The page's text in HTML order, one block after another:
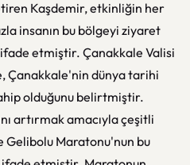
Kaşdemir, etkinliğin her
insanın bu bölgeyi ziyaret
etmiştir. Çanakkale Valisi
Çanakkale'nin dünya tarihi
olduğunu belirtmiştir.
artırmak amacıyla çeşitli
Maratonu'nun bu